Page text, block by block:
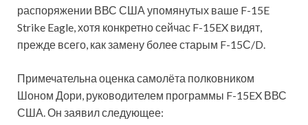
распоряжении ВВС США упомянутых ваше F-15E
Strike Eagle, хотя конкретно сейчас F-15EX видят,
прежде всего, как замену более старым F-15С/D.
Примечательна оценка самолёта полковником
Шоном Дори, руководителем программы F-15EX ВВС
США. Он заявил следующее: